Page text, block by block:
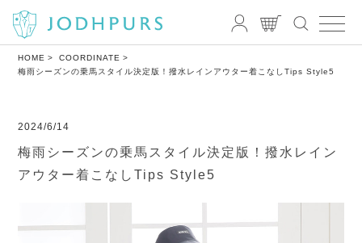
HOME
COORDINATE
梅雨シーズンの乗馬スタイル決定版！撥水レインアウター着こなしTips Style5
2024/6/14
梅雨シーズンの乗馬スタイル決定版！撥水レイン
アウター着こなしTips Style5